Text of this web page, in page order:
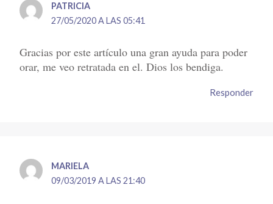
PATRICIA
27/05/2020 A LAS 05:41
Gracias por este artículo una gran ayuda para poder
orar, me veo retratada en el. Dios los bendiga.
Responder
MARIELA
09/03/2019 A LAS 21:40